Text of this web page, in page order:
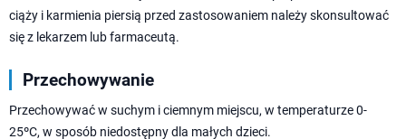
ciąży i karmienia piersią przed zastosowaniem należy skonsultować
się z lekarzem lub farmaceutą.
Przechowywanie
Przechowywać w suchym i ciemnym miejscu, w temperaturze 0-
25ºC, w sposób niedostępny dla małych dzieci.